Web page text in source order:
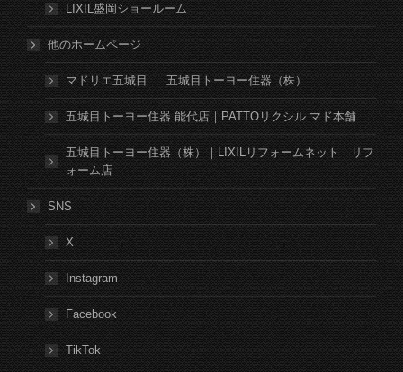
LIXIL盛岡ショールーム
他のホームページ
マドリエ五城目 ｜ 五城目トーヨー住器（株）
五城目トーヨー住器 能代店｜PATTOリクシル マド本舗
五城目トーヨー住器（株）｜LIXILリフォームネット｜リフ
ォーム店
SNS
X
Instagram
Facebook
TikTok